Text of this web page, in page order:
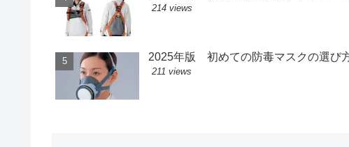
214 views
2025年版 初めての防毒マスクの選び
211 views